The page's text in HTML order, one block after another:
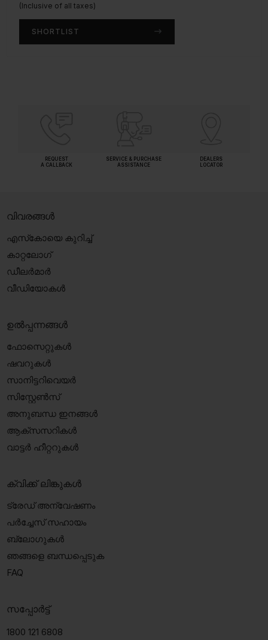
(Inclusive of all taxes)
SHORTLIST
(Inclusive of all taxes)
SHORTLIST
REQUEST
A CALLBACK
SERVICE & PURCHASE
ASSISTANCE
DEALERS
LOCATOR
വിവരങ്ങൾ
എസ്‍കോയെ കുറിച്ച്
കാറ്റലോഗ്
ഡീലർമാർ
വീഡിയോകൾ
ഉൽപ്പന്നങ്ങൾ
ഫോസെറ്റുകൾ
ഷവറുകൾ
സാനിട്ടറിവെയർ
സിസ്റ്റേൺസ്
അനുബന്ധ ഇനങ്ങൾ
ആക്‌സസറികൾ
വാട്ടർ ഹീറ്ററുകൾ
ക്വിക്ക് ലിങ്കുകൾ
ട്രേഡ് അന്വേഷണം
പർച്ചേസ് സഹായം
ബ്ലോഗുകൾ
ഞങ്ങളെ ബന്ധപ്പെടുക
FAQ
സപ്പോർട്ട്
1800 121 6808